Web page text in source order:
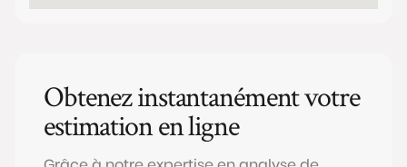
Obtenez instantanément votre
estimation en ligne